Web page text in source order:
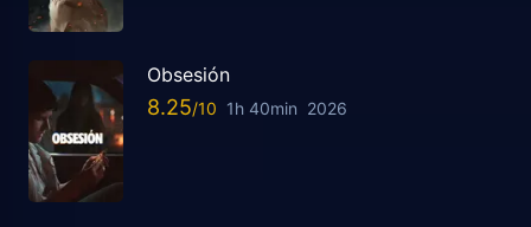
Obsesión
8.25 1h 40min 2026